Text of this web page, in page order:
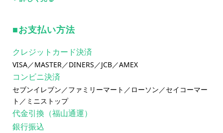
お支払い方法
クレジットカード決済
VISA／MASTER／DINERS／JCB／AMEX
コンビニ決済
セブンイレブン／ファミリーマート／ローソン／セイコーマー
ト／ミニストップ
代金引換（福山通運）
銀行振込